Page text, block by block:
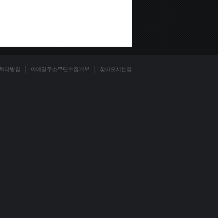
리방침 이메일주소무단수집거부 찾아오시는길